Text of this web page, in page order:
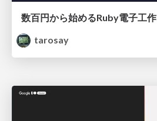
数百円から始めるRuby電子工作
tarosay